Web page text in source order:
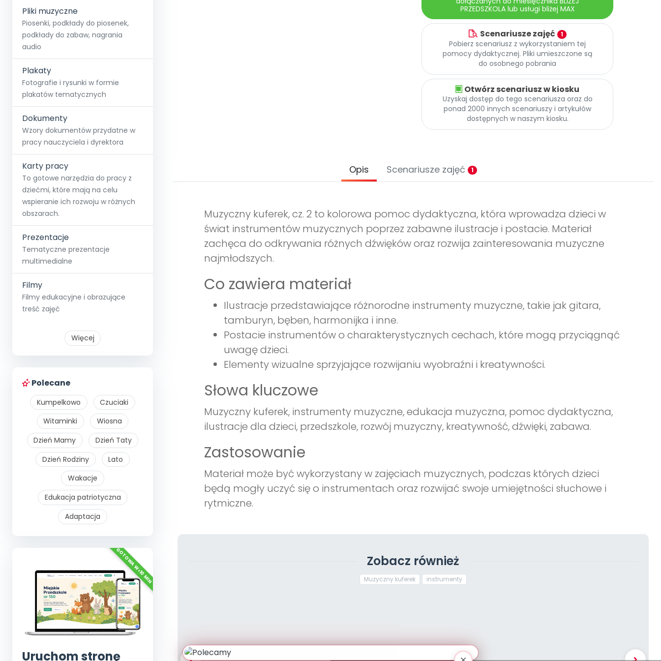
Pliki muzyczne
Piosenki, podkłady do piosenek,
podkłady do zabaw, nagrania
audio
Plakaty
Fotografie i rysunki w formie
plakatów tematycznych
Dokumenty
Wzory dokumentów przydatne w
pracy nauczyciela i dyrektora
Karty pracy
To gotowe narzędzia do pracy z
dziećmi, które mają na celu
wspieranie ich rozwoju w różnych
obszarach.
Prezentacje
Tematyczne prezentacje
multimedialne
Filmy
Filmy edukacyjne i obrazujące
treść zajęć
Więcej
Polecane
Kumpelkowo
Czuciaki
Witaminki
Wiosna
Dzień Mamy
Dzień Taty
Dzień Rodziny
Lato
Wakacje
Edukacja patriotyczna
Adaptacja
Uruchom stronę
PRZEDSZKOLA lub usługi bliżej MAX
Scenariusze zajęć 1
Pobierz scenariusz z wykorzystaniem tej
pomocy dydaktycznej. Pliki umieszczone są
do osobnego pobrania
Otwórz scenariusz w kiosku
Uzyskaj dostęp do tego scenariusza oraz do
ponad 2000 innych scenariuszy i artykułów
dostępnych w naszym kiosku.
Opis Scenariusze zajęć 1
Muzyczny kuferek, cz. 2 to kolorowa pomoc dydaktyczna, która wprowadza dzieci w
świat instrumentów muzycznych poprzez zabawne ilustracje i postacie. Materiał
zachęca do odkrywania różnych dźwięków oraz rozwija zainteresowania muzyczne
najmłodszych.
Co zawiera materiał
Ilustracje przedstawiające różnorodne instrumenty muzyczne, takie jak gitara,
tamburyn, bęben, harmonijka i inne.
Postacie instrumentów o charakterystycznych cechach, które mogą przyciągnąć
uwagę dzieci.
Elementy wizualne sprzyjające rozwijaniu wyobraźni i kreatywności.
Słowa kluczowe
Muzyczny kuferek, instrumenty muzyczne, edukacja muzyczna, pomoc dydaktyczna,
ilustracje dla dzieci, przedszkole, rozwój muzyczny, kreatywność, dźwięki, zabawa.
Zastosowanie
Materiał może być wykorzystany w zajęciach muzycznych, podczas których dzieci
będą mogły uczyć się o instrumentach oraz rozwijać swoje umiejętności słuchowe i
rytmiczne.
Zobacz również
Muzyczny kuferek instrumenty